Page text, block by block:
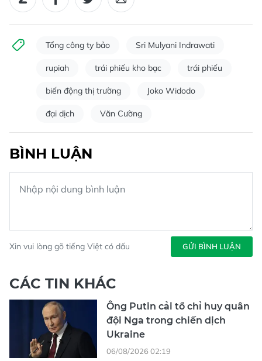
Tổng công ty bảo Sri Mulyani Indrawati
rupiah trái phiếu kho bạc trái phiếu
biến động thị trường Joko Widodo
đại dịch Văn Cường
BÌNH LUẬN
Xin vui lòng gõ tiếng Việt có dấu GỬI BÌNH LUẬN
CÁC TIN KHÁC
Ông Putin cải tổ chỉ huy quân
đội Nga trong chiến dịch
Ukraine
06/08/2026 02:19